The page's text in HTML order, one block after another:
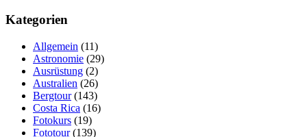
Kategorien
Allgemein (11)
Astronomie (29)
Ausrüstung (2)
Australien (26)
Bergtour(143)
Costa Rica (16)
Fotokurs (19)
Fototour(139)